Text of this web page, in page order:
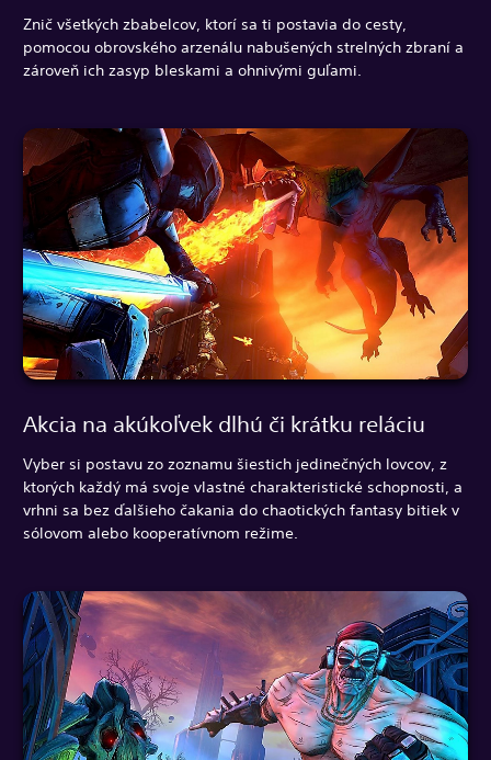
Znič všetkých zbabelcov, ktorí sa ti postavia do cesty,
pomocou obrovského arzenálu nabušených strelných zbraní a
zároveň ich zasyp bleskami a ohnivými guľami.
Akcia na akúkoľvek dlhú či krátku reláciu
Vyber si postavu zo zoznamu šiestich jedinečných lovcov, z
ktorých každý má svoje vlastné charakteristické schopnosti, a
vrhni sa bez ďalšieho čakania do chaotických fantasy bitiek v
sólovom alebo kooperatívnom režime.